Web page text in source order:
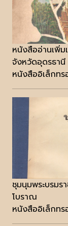
หนังสืออ่านเพิ่ม
จังหวัดอุดรธานี
หนังสืออิเล็กท
ชุมนุมพระบรม
โบราณ
หนังสืออิเล็กท